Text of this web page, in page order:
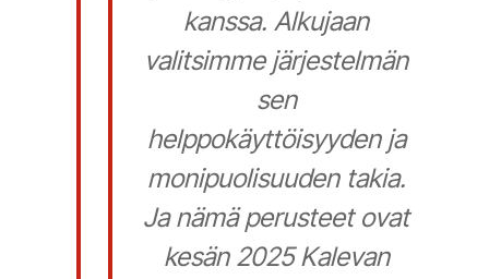
kanssa. Alkujaan
valitsimme järjestelmän
sen
helppokäyttöisyyden ja
monipuolisuuden takia.
Ja nämä perusteet ovat
kesän 2025 Kalevan